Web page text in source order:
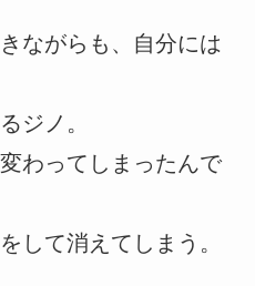
ながらも、自分には
ジノ。
わってしまったんで
して消えてしまう。